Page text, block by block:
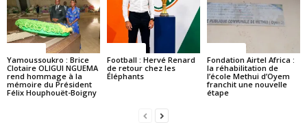
Yamoussoukro : Brice
Clotaire OLIGUI NGUEMA
rend hommage à la
mémoire du Président
Félix Houphouët-Boigny
Football : Hervé Renard
de retour chez les
Éléphants
Fondation Airtel Africa :
la réhabilitation de
l’école Methui d’Oyem
franchit une nouvelle
étape